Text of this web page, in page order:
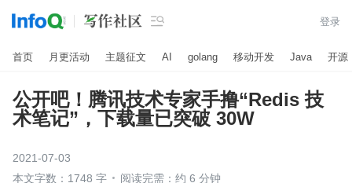
 登录
首页 月更活动 主题征文 AI golang 移动开发 Java 开源
公开吧！腾讯技术专家手撸“Redis 技
术笔记”，下载量已突破 30W
2021-07-03
本文字数：1748 字
阅读完需：约 6 分钟